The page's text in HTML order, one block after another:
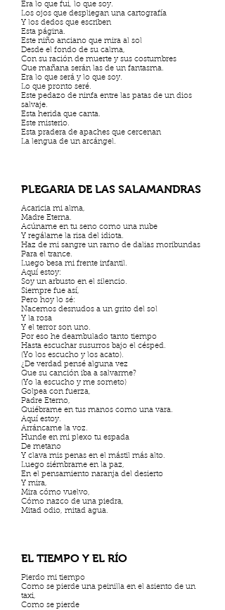
Era lo que fui, lo que soy.
Los ojos que despliegan una cartografía
Y los dedos que escriben
Esta página.
Este niño anciano que mira al sol
Desde el fondo de su calma,
Con su ración de muerte y sus costumbres
Que mañana serán las de un fantasma.
Era lo que será y lo que soy.
Lo que pronto seré.
Este pedazo de ninfa entre las patas de un dios
salvaje.
Esta herida que canta.
Este misterio.
Esta pradera de apaches que cercenan
La lengua de un arcángel.
PLEGARIA DE LAS SALAMANDRAS
Acaricia mi alma,
Madre Eterna.
Acúname en tu seno como una nube
Y regálame la risa del idiota.
Haz de mi sangre un ramo de dalias moribundas
Para el trance.
Luego besa mi frente infantil.
Aquí estoy:
Soy un arbusto en el silencio.
Siempre fue así,
Pero hoy lo sé:
Nacemos desnudos a un grito del sol
Y la rosa
Y el terror son uno.
Por eso he deambulado tanto tiempo
Hasta escuchar susurros bajo el césped.
(Yo los escucho y los acato).
¿De verdad pensé alguna vez
Que su canción iba a salvarme?
(Yo la escucho y me someto)
Golpea con fuerza,
Padre Eterno,
Quiébrame en tus manos como una vara.
Aquí estoy.
Arráncame la voz.
Hunde en mi plexo tu espada
De metano
Y clava mis penas en el mástil más alto.
Luego siémbrame en la paz,
En el pensamiento naranja del desierto
Y mira,
Mira cómo vuelvo,
Cómo nazco de una piedra,
Mitad odio, mitad agua.
EL TIEMPO Y EL RÍO
Pierdo mi tiempo
Como se pierde una peinilla en el asiento de un
taxi,
Como se pierde